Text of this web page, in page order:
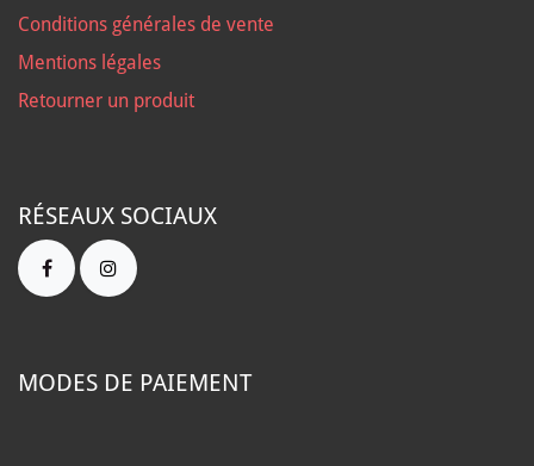
Conditions générales de vente
Mentions légales
Retourner un produit
RÉSEAUX SOCIAUX
MODES DE PAIEMENT